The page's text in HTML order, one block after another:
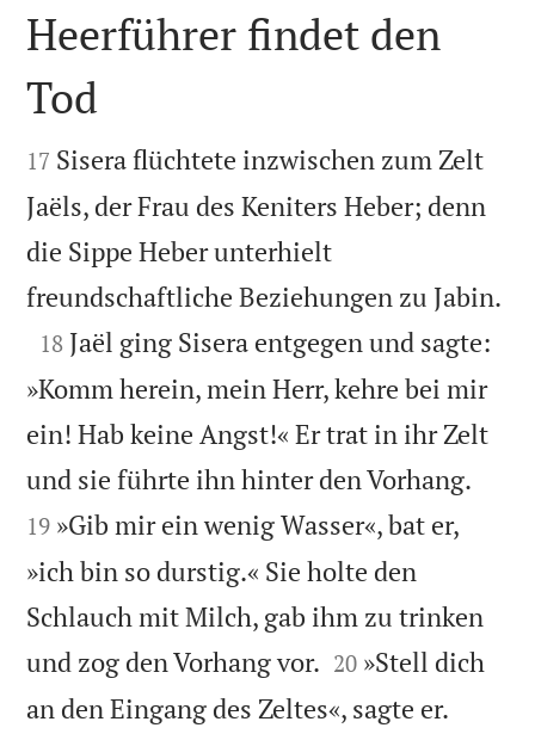

Heerführer findet den
Tod

17 Sisera flüchtete inzwischen zum Zelt
Jaëls, der Frau des Keniters Heber; denn
die Sippe Heber unterhielt
freundschaftliche Beziehungen zu Jabin.

18 Jaël ging Sisera entgegen und sagte:
»Komm herein, mein Herr, kehre bei mir
ein! Hab keine Angst!« Er trat in ihr Zelt
und sie führte ihn hinter den Vorhang.
19 »Gib mir ein wenig Wasser«, bat er,
»ich bin so durstig.« Sie holte den
Schlauch mit Milch, gab ihm zu trinken
und zog den Vorhang vor. 

20 »Stell dich
an den Eingang des Zeltes«, sagte er.